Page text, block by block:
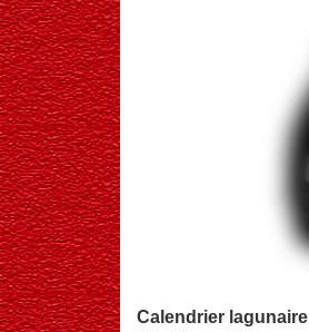
Calendrier lagunaire